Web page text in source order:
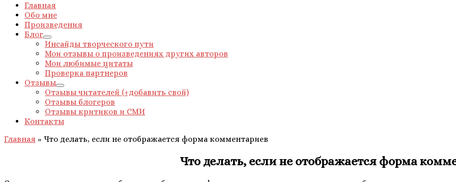
Главная
Обо мне
Произведения
Блог
Инсайды творческого пути
Мои отзывы о произведениях других авторов
Мои любимые цитаты
Проверка партнеров
Отзывы
Отзывы читателей (+добавить свой)
Отзывы блогеров
Отзывы критиков и СМИ
Контакты
Главная » Что делать, если не отображается форма комментариев
Что делать, если не отображается форма